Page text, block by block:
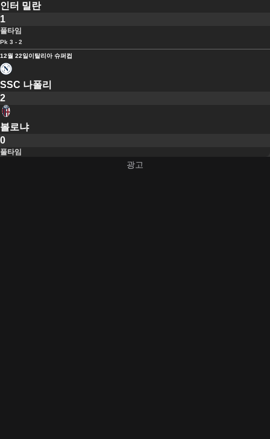
인터 밀란
1
풀타임
Pk 3 - 2
12월 22일이탈리아 슈퍼컵
SSC 나폴리
2
볼로냐
0
풀타임